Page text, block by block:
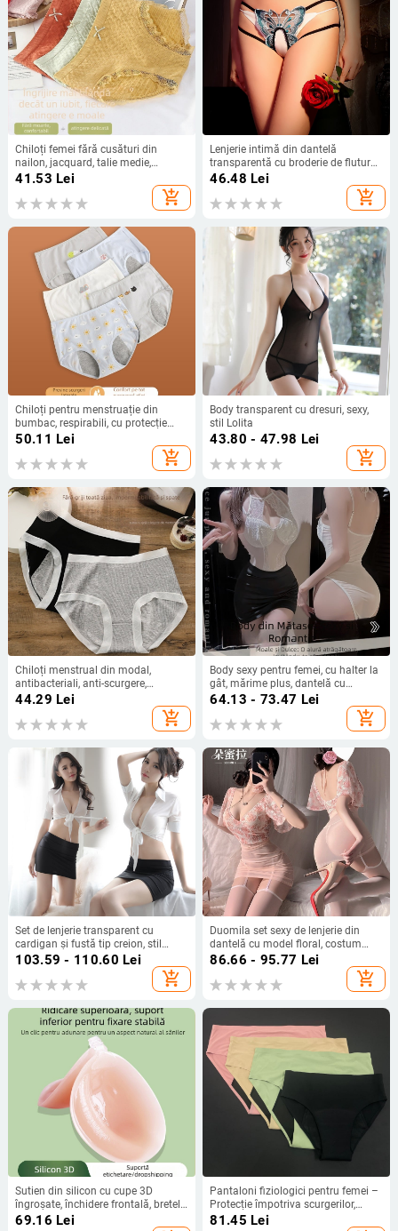
Chiloți femei fără cusături din
nailon, jacquard, talie medie,
respirabili, antibacterieni, model cu
funda, căptușeală din vascoză
41.53 Lei
add_shopping_cart
Lenjerie intimă din dantelă
transparentă cu broderie de fluture,
sexy și seducătoare
46.48 Lei
add_shopping_cart
Chiloți pentru menstruație din
bumbac, respirabili, cu protecție
antibacteriană împotriva
scurgerilor, talie medie, căptușeală
din bumbac
50.11 Lei
add_shopping_cart
Body transparent cu dresuri, sexy,
stil Lolita
43.80 - 47.98 Lei
add_shopping_cart
Chiloți menstrual din modal,
antibacteriali, anti-scurgere,
respirabili, moi, talie înaltă, mărime
44.29 Lei
add_shopping_cart
Body sexy pentru femei, cu halter la
gât, mărime plus, dantelă cu
panouri transparente, croială slim,
64.13 - 73.47 Lei
add_shopping_cart
Set de lenjerie transparent cu
cardigan și fustă tip creion, stil
secretariat, 90% poliester
103.59 - 110.60 Lei
add_shopping_cart
Duomila set sexy de lenjerie din
dantelă cu model floral, costum
transparent pentru dormit
86.66 - 95.77 Lei
add_shopping_cart
Sutien din silicon cu cupe 3D
îngroșate, închidere frontală, bretele
detașabile, acoperitoare pentru
69.16 Lei
Pantaloni fiziologici pentru femei –
Protecție împotriva scurgerilor,
design cu patru straturi; Țesătură
81.45 Lei